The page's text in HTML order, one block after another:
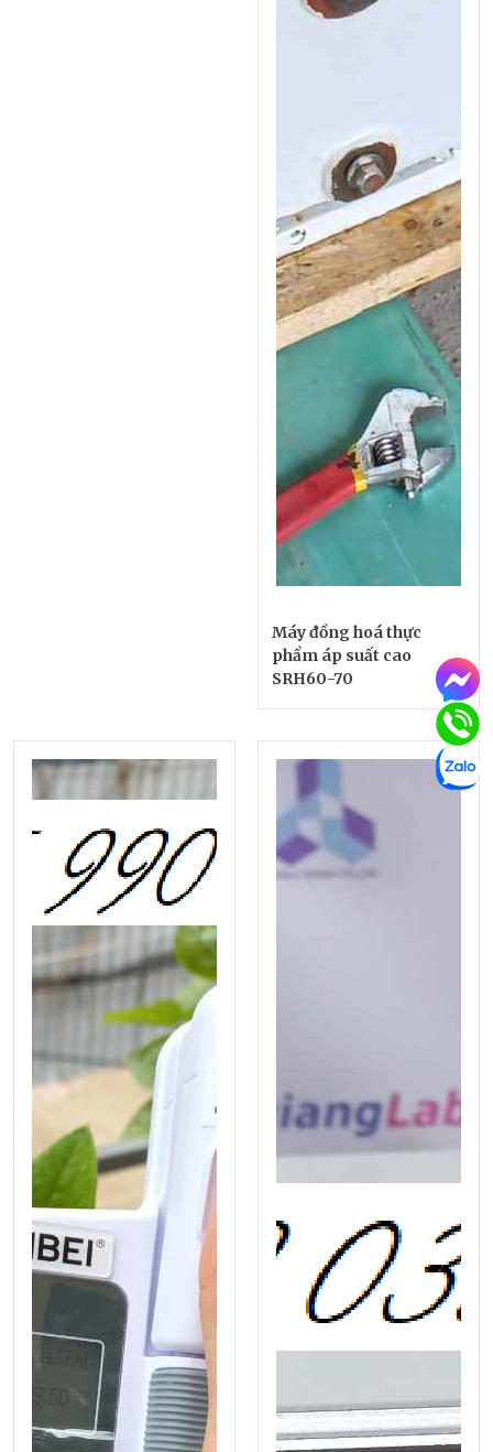
Máy đồng hoá thực
phẩm áp suất cao
SRH60-70